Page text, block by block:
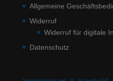
Allgemeine
Widerruf
Widerruf für digitale
Datenschutz